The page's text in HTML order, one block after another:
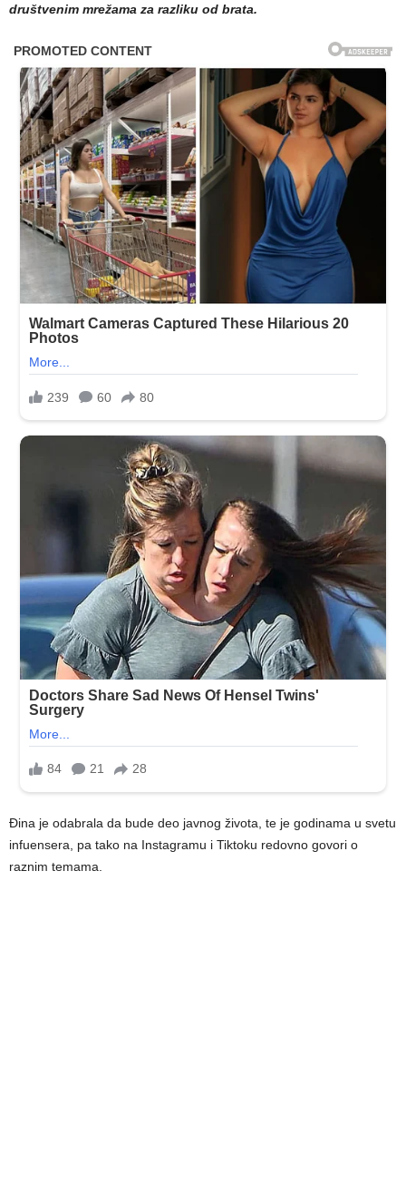
društvenim mrežama za razliku od brata.
Đina je odabrala da bude deo javnog života, te je godinama u svetu
infuensera, pa tako na Instagramu i Tiktoku redovno govori o
raznim temama.